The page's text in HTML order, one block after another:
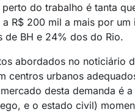
do trabalho é tanta
a R$ 200 mil a mais por
de BH e 24% dos do Rio.
abordados no noticiário
centros urbanos
desta demanda é
e o estado civil)